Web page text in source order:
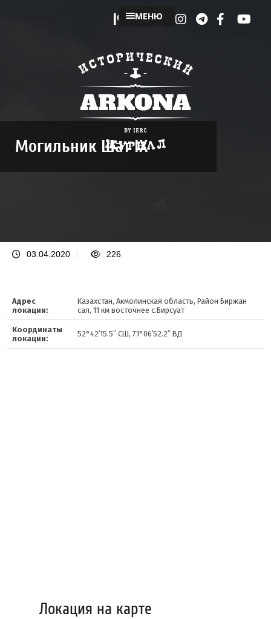
МЕНЮ
Могильник Шат IХ
03.04.2020 / 226
Адрес
локации:
Казахстан, Акмолинская область, Район Биржан
сал, 11 км восточнее с.Бирсуат
Координаты
локации:
52°42′15.5″ СШ, 71°06′52.2″ ВД
Локация на карте